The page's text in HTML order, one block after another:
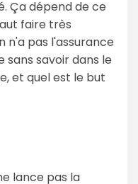
Ça dépend de ce
faire très
n'a pas l'assurance
sans savoir dans le
et quel est le but
lance pas la